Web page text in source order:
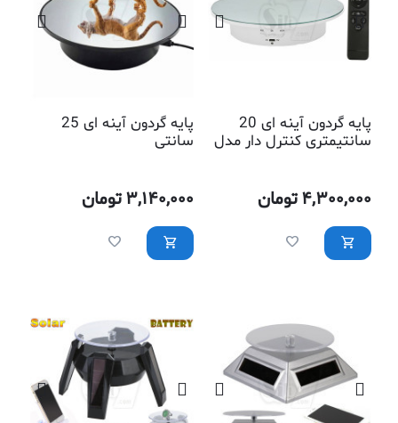
پایه گردون آینه ای 20
سانتیمتری کنترل دار مدل
4,300,000تومان
پایه گردون آینه ای 25
سانتی
3,140,000تومان